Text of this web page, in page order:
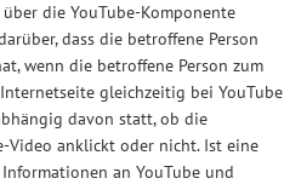
die YouTube-Komponente
dass die betroffene Person
wenn die betroffene Person zum
gleichzeitig bei YouTube
davon statt, ob die
Video anklickt oder nicht. Ist eine
an YouTube und